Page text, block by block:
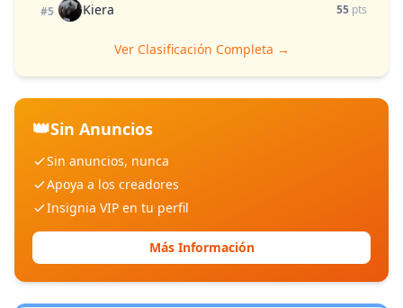
#5 Kiera 55 pts
Ver Clasificación Completa →
👑Sin Anuncios
Sin anuncios, nunca
Apoya a los creadores
Insignia VIP en tu perfil
Más Información